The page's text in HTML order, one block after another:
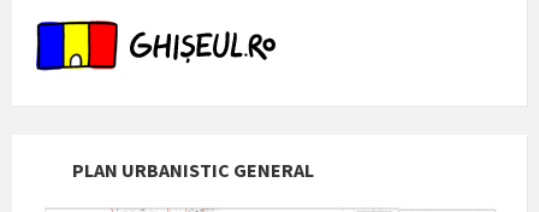
PLAN URBANISTIC GENERAL